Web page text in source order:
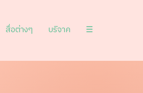
สื่อต่างๆ บริจาค ☰